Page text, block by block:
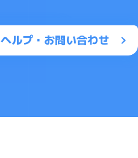
ヘルプ・お問い合わせ